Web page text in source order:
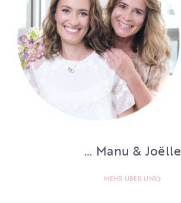
… Manu & Joëlle
MEHR ÜBER UNS